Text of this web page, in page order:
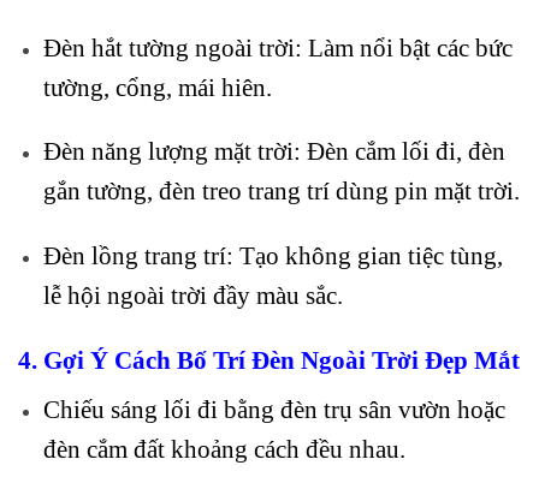
Đèn hắt tường ngoài trời: Làm nổi bật các bức
tường, cổng, mái hiên.
Đèn năng lượng mặt trời: Đèn cắm lối đi, đèn
gắn tường, đèn treo trang trí dùng pin mặt trời.
Đèn lồng trang trí: Tạo không gian tiệc tùng,
lễ hội ngoài trời đầy màu sắc.
4. Gợi Ý Cách Bố Trí Đèn Ngoài Trời Đẹp Mắt
Chiếu sáng lối đi bằng đèn trụ sân vườn hoặc
đèn cắm đất khoảng cách đều nhau.